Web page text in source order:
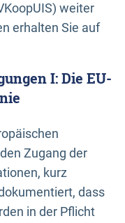
weiter
erhalten Sie auf
I: Die EU-
Zugang der
kurz
dass
in der Pflicht